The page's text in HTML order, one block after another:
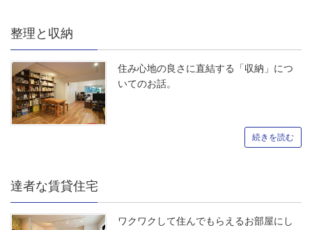
整理と収納
住み心地の良さに直結する「収納」につ
いてのお話。
続きを読む
達者な賃貸住宅
ワクワクして住んでもらえるお部屋にし